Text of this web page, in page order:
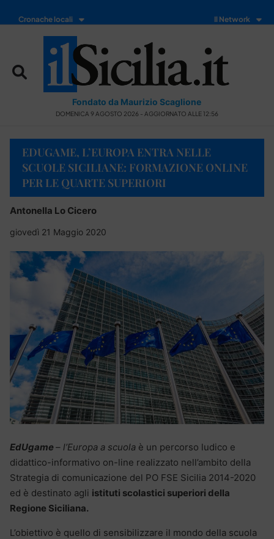
Cronache locali Il Network
Fondato da Maurizio Scaglione
DOMENICA 9 AGOSTO 2026 - AGGIORNATO ALLE 12:56
EDUGAME, L’EUROPA ENTRA NELLE
SCUOLE SICILIANE: FORMAZIONE ONLINE
PER LE QUARTE SUPERIORI
Antonella Lo Cicero
giovedì 21 Maggio 2020
EdUgame– l’Europa a scuola è un percorso ludico e
didattico-informativo on-line realizzato nell’ambito della
Strategia di comunicazione del PO FSE Sicilia 2014-2020
ed è destinato agli istituti scolastici superiori della
Regione Siciliana.
L’obiettivo è quello di sensibilizzare il mondo della scuola